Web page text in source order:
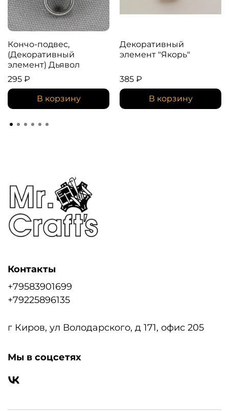
Кончо-подвес,
(Декоративный
элемент) Дьявол
295 ₽
В корзину
Декоративный
элемент "Якорь"
385 ₽
В корзину
Контакты
+79583901699
+79225896135
г Киров, ул Володарского, д 171, офис 205
Мы в соцсетях